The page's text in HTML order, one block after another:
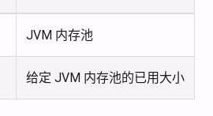
JVM 内存池
给定 JVM 内存池的已用大小